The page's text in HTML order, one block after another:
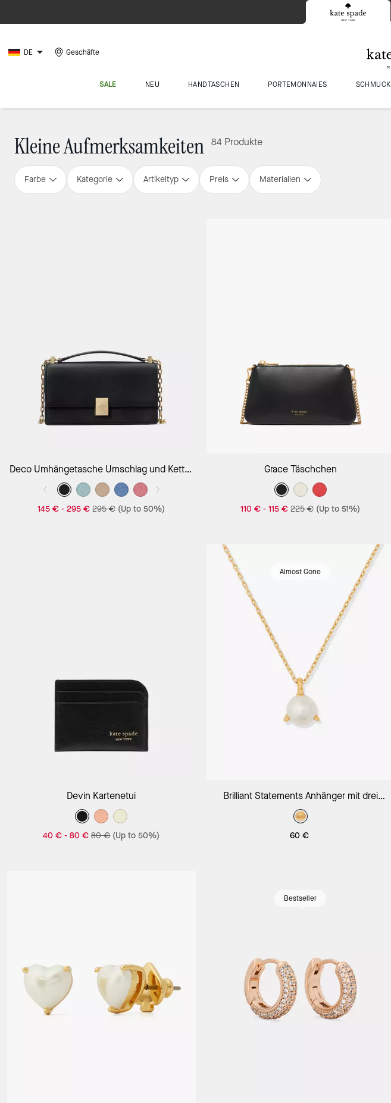
DE Geschäfte
SALE NEU HANDTASCHEN PORTEMONNAIES SCHMUCK
Kleine Aufmerksamkeiten 84 Produkte
Farbe Kategorie Artikeltyp Preis Materialien
In Den Warenkorb
Deco Umhängetasche Umschlag und Kette,
extraklein
145 € -295 € 295 € (Up to 50%)
In Den Warenkorb
Grace Täschchen
110 € -115 € 225 € (Up to 51%)
In Den Warenkorb
Devin Kartenetui
40 € -80 € 80 € (Up to 50%)
Almost Gone
In Den Warenkorb
Brilliant Statements Anhänger mit drei
Krappen
60 €
Bestseller